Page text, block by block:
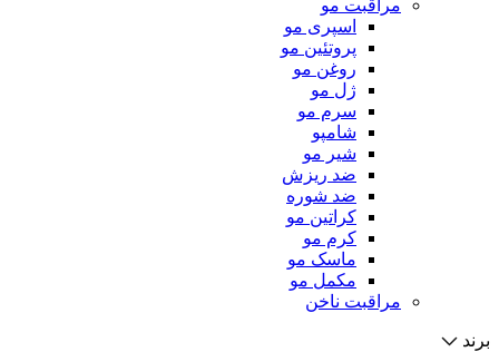
مراقبت مو
اسپری مو
پروتئین مو
روغن مو
ژل مو
سرم مو
شامپو
شیر مو
ضد ریزش
ضد شوره
کراتین مو
کرم مو
ماسک مو
مکمل مو
مراقبت ناخن
برند